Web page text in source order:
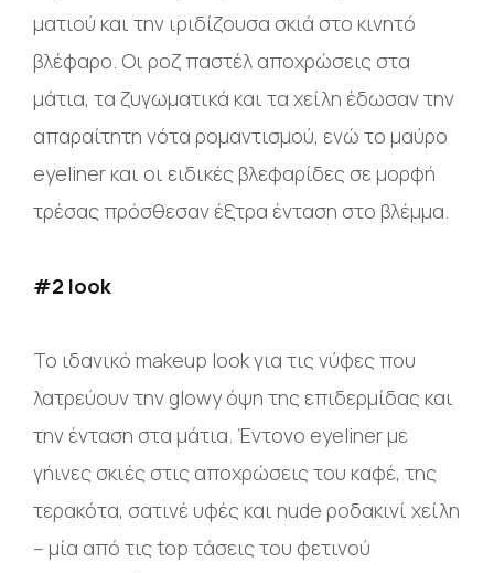
ματιού και την ιριδίζουσα σκιά στο κινητό
βλέφαρο. Οι ροζ παστέλ αποχρώσεις στα
μάτια, τα ζυγωματικά και τα χείλη έδωσαν την
απαραίτητη νότα ρομαντισμού, ενώ το μαύρο
eyeliner και οι ειδικές βλεφαρίδες σε μορφή
τρέσας πρόσθεσαν έξτρα ένταση στο βλέμμα.
#2 look
Το ιδανικό makeup look για τις νύφες που
λατρεύουν την glowy όψη της επιδερμίδας και
την ένταση στα μάτια. Έντονο eyeliner με
γήινες σκιές στις αποχρώσεις του καφέ, της
τερακότα, σατινέ υφές και nude ροδακινί χείλη
– μία από τις top τάσεις του φετινού